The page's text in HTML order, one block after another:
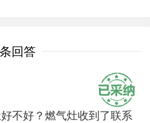
回答
不好？燃气灶收到了联系